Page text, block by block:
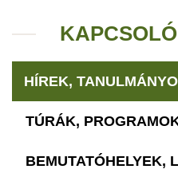
HÍREK,
TÚRÁK,
BEMUTATÓHELYEK,